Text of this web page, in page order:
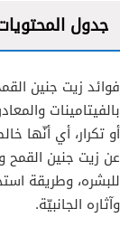
جدول
الخصائص
إصلاح
يمنع
فوائد زيت جنين
بالفيتامينات
أو تكرار، أي أنّها
عن زيت جنين القمح
للبشره، وطريقة
وآثاره الجانبيّة.